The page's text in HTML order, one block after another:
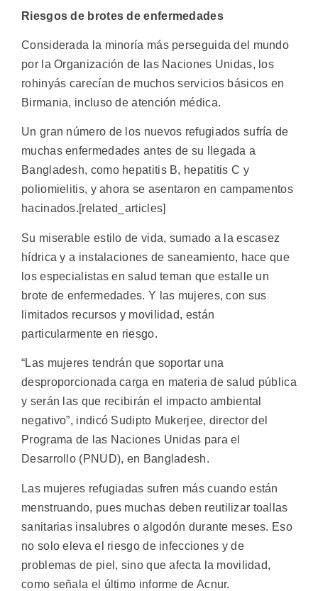
Riesgos de brotes de enfermedades
Considerada la minoría más perseguida del mundo
por la Organización de las Naciones Unidas, los
rohinyás carecían de muchos servicios básicos en
Birmania, incluso de atención médica.
Un gran número de los nuevos refugiados sufría de
muchas enfermedades antes de su llegada a
Bangladesh, como hepatitis B, hepatitis C y
poliomielitis, y ahora se asentaron en campamentos
hacinados.[related_articles]
Su miserable estilo de vida, sumado a la escasez
hídrica y a instalaciones de saneamiento, hace que
los especialistas en salud teman que estalle un
brote de enfermedades. Y las mujeres, con sus
limitados recursos y movilidad, están
particularmente en riesgo.
“Las mujeres tendrán que soportar una
desproporcionada carga en materia de salud pública
y serán las que recibirán el impacto ambiental
negativo”, indicó Sudipto Mukerjee, director del
Programa de las Naciones Unidas para el
Desarrollo (PNUD), en Bangladesh.
Las mujeres refugiadas sufren más cuando están
menstruando, pues muchas deben reutilizar toallas
sanitarias insalubres o algodón durante meses. Eso
no solo eleva el riesgo de infecciones y de
problemas de piel, sino que afecta la movilidad,
como señala el último informe de Acnur.